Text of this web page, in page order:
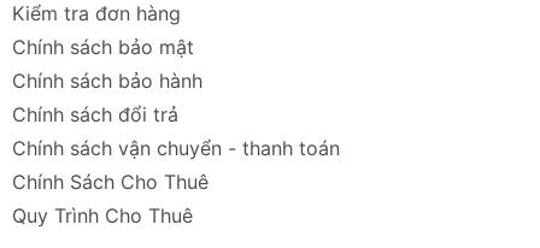
Kiểm tra đơn hàng
Chính sách bảo mật
Chính sách bảo hành
Chính sách đổi trả
Chính sách vận chuyển - thanh toán
Chính Sách Cho Thuê
Quy Trình Cho Thuê